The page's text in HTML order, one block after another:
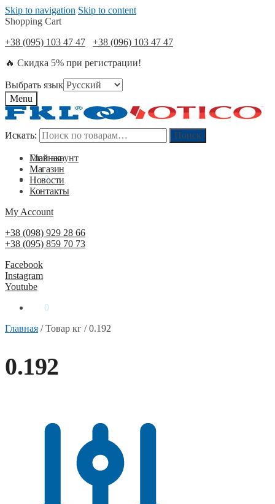
Skip to navigation Skip to content
Shopping Cart
+38 (095) 103 47 47
+38 (096) 103 47 47
🔥 Скидка 5% при регистрации!
Выбрать язык
Menu
Искать: Поиск
Мой акаунт
0₴ 0
Искать: Поиск
Главная
Магазин
Новости
Контакты
My Account
+38 (098) 929 28 66
+38 (095) 859 70 73
Facebook
Instagram
Youtube
0
Главная /Товар кг /0.192
0.192